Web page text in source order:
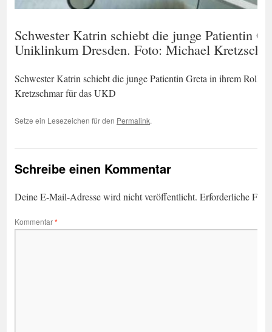
Schwester Katrin schiebt die junge Patientin
Uniklinkum Dresden. Foto: Michael
Schwester Katrin schiebt die junge Patientin Greta in ihrem
Kretzschmar für das UKD
Setze ein Lesezeichen für den Permalink.
Schreibe einen Kommentar
Deine E-Mail-Adresse wird nicht veröffentlicht. Erforderliche
Kommentar*